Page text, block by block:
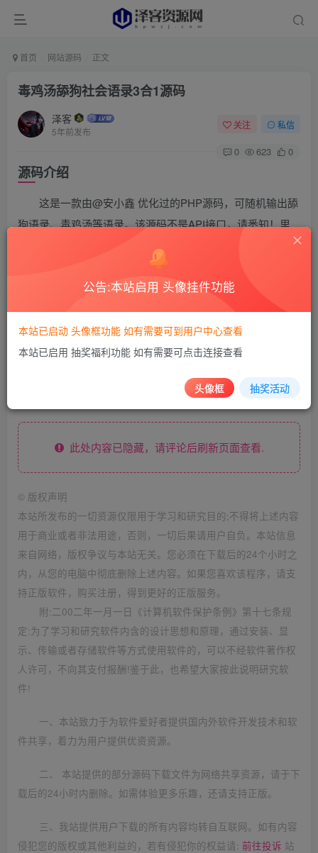
首页 网站源码 正文
毒鸡汤舔狗社会语录3合1源码
泽客
5年前发布
关注 私信
0 623 0
源码介绍
这是一款由@安小鑫 优化过的PHP源码，可随机输出舔
狗语录、毒鸡汤等语录。该源码不是API接口，请悉知！里
此处内容已隐藏，请评论后刷新页面查看.
© 版权声明
本站所发布的一切资源仅限用于学习和研究目的;不得将上述内容
用于商业或者非法用途，否则，一切后果请用户自负。本站信息
来自网络，版权争议与本站无关。您必须在下载后的24个小时之
内，从您的电脑中彻底删除上述内容。如果您喜欢该程序，请支
持正版软件，购买注册，得到更好的正版服务。
附:二00二年一月一日《计算机软件保护条例》第十七条规
定:为了学习和研究软件内含的设计思想和原理，通过安装、显
示、传输或者存储软件等方式使用软件的，可以不经软件著作权
人许可，不向其支付报酬!鉴于此，也希望大家按此说明研究软
件!
一、本站致力于为软件爱好者提供国内外软件开发技术和软
件共享，着力为用户提供优资资源。
二、 本站提供的部分源码下载文件为网络共享资源，请于下
载后的24小时内删除。如需体验更多乐趣，还请支持正版。
三、我站提供用户下载的所有内容均转自互联网。如有内容
侵犯您的版权或其他利益的，若有侵犯你的权益请: 前往投诉 站
公告:本站启用 头像挂件功能
本站已启动 头像框功能 如有需要可到用户中心查看
本站已启用 抽奖福利功能 如有需要可点击连接查看
头像框 抽奖活动